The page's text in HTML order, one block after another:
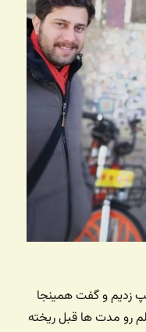
زدیم و گفت همینجا
رو مدت ها قبل ریخته